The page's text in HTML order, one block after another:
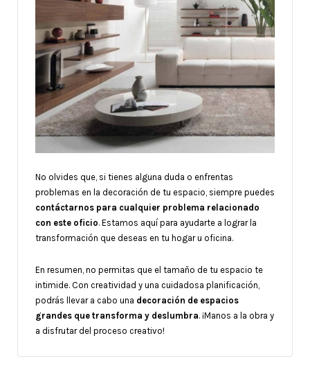
No olvides que, si tienes alguna duda o enfrentas
problemas en la decoración de tu espacio, siempre puedes
contáctarnos para cualquier problema relacionado
con este oficio. Estamos aquí para ayudarte a lograr la
transformación que deseas en tu hogar u oficina.
En resumen, no permitas que el tamaño de tu espacio te
intimide. Con creatividad y una cuidadosa planificación,
podrás llevar a cabo una decoración de espacios
grandes que transforma y deslumbra. ¡Manos a la obra y
a disfrutar del proceso creativo!